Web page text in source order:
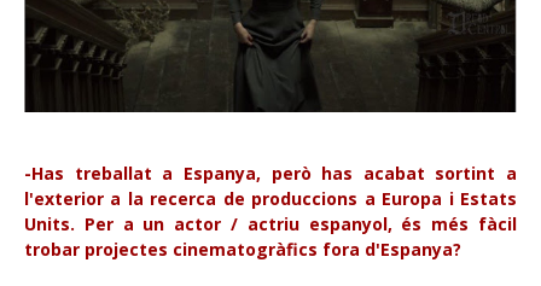
-Has treballat a Espanya, però has acabat sortint a
l'exterior a la recerca de produccions a Europa i Estats
Units. Per a un actor / actriu espanyol, és més fàcil
trobar projectes cinematogràfics fora d'Espanya?